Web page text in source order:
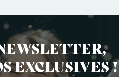
EXCLUSIVES !